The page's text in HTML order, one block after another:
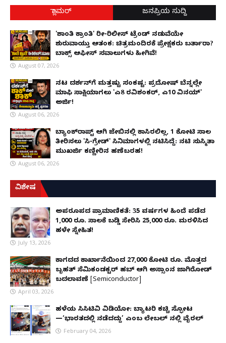
ಗ್ಲಾಮರ್ ಜನಪ್ರಿಯ ಸುದ್ದಿ
'ಶಾಂತಿ ಕ್ರಾಂತಿ' ರೀ-ರಿಲೀಸ್ ಟ್ರೆಂಡ್ ನಡುವೆಯೇ
ಶುರುವಾಯ್ತು ಆತಂಕ: ಚಿತ್ರಮಂದಿರಕ್ಕೆ ಪ್ರೇಕ್ಷಕರು ಬರ್ತಾರಾ?
ಬಾಕ್ಸ್ ಆಫೀಸ್ ಸವಾಲುಗಳು ಹೀಗಿವೆ!
August 07, 2026
ನಟ ದರ್ಶನ್‌ಗೆ ಮತ್ತಷ್ಟು ಸಂಕಷ್ಟ: ಪ್ರದೋಷ್ ಬೆನ್ನಲ್ಲೇ
ಮಾಫಿ ಸಾಕ್ಷಿಯಾಗಲು 'ಎ8 ರವಿಶಂಕರ್, ಎ10 ವಿನಯ್'
ಅರ್ಜಿ!
August 06, 2026
ಬ್ಯಾಂಕ್‌ರಾಪ್ಟ್‌ ಆಗಿ ಜೇಬಿನಲ್ಲಿ ಕಾಸಿರಲಿಲ್ಲ, ₹1 ಕೋಟಿ ಸಾಲ
ತೀರಿಸಲು 'ಸಿ-ಗ್ರೇಡ್' ಸಿನಿಮಾಗಳಲ್ಲಿ ನಟಿಸಿದ್ದೆ: ನಟಿ ಸುಸ್ಮಿತಾ
ಮುಖರ್ಜಿ ಕಣ್ಣೀರಿನ ಹಣೆಬರಹ!
August 06, 2026
ವಿಶೇಷ
ಅಪರೂಪದ ಪ್ರಾಮಾಣಿಕತೆ: 35 ವರ್ಷಗಳ ಹಿಂದೆ ಪಡೆದ
1,000 ರೂ. ಸಾಲಕ್ಕೆ ಬಡ್ಡಿ ಸೇರಿಸಿ 25,000 ರೂ. ಮರಳಿಸಿದ
ಹಳೇ ಸ್ನೇಹಿತ!
July 13, 2026
ಕಾಗದದ ಕಾರ್ಖಾನೆಯಿಂದ 27,000 ಕೋಟಿ ರೂ. ಮೊತ್ತದ
ಬೃಹತ್ ಸೆಮಿಕಂಡಕ್ಟರ್ ಹಬ್ ಆಗಿ ಅಸ್ಸಾಂನ ಜಾಗಿರೋಡ್
ಬದಲಾವಣೆ [Semiconductor]
April 03, 2026
ಹಳೆಯ ಸಿಸಿಟಿವಿ ವಿಡಿಯೋ: ಬ್ಯಾಟರಿ ಕಚ್ಚಿ ಸ್ಫೋಟ
—‘ಭಾರತದಲ್ಲಿ ನಡೆದದ್ದು’ ಎಂಬ ಲೇಬಲ್ ನಲ್ಲಿ ವೈರಲ್
February 04, 2026